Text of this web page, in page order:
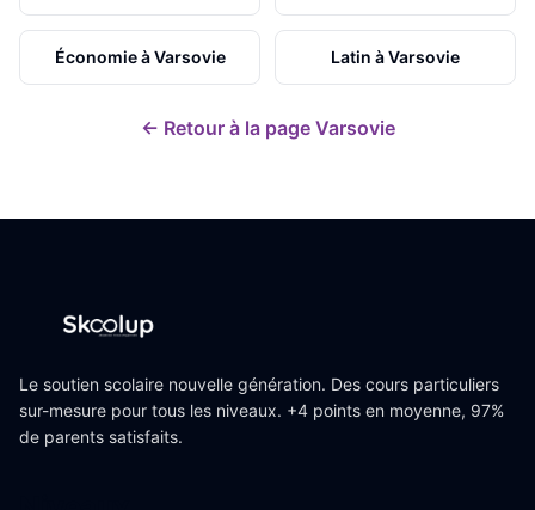
ÉconomieàVarsovie Latin àVarsovie
← Retour à la page Varsovie
Le soutien scolaire nouvelle génération. Des cours particuliers
sur-mesure pour tous les niveaux. +4 points en moyenne, 97%
de parents satisfaits.